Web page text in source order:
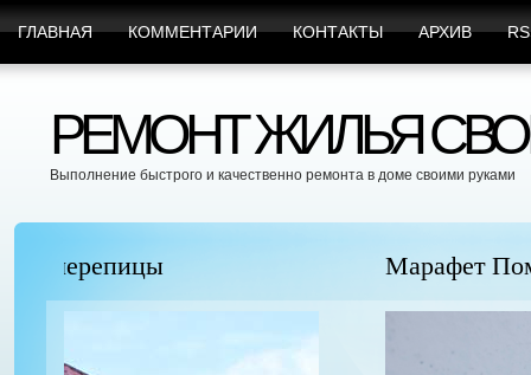
ГЛАВНАЯ КОММЕНТАРИИ КОНТАКТЫ АРХИВ
РЕМОНТ ЖИЛЬЯ
Выполнение быстрого и качественно ремонта в доме своими руками
Марафет Поможет с Любыми Видами